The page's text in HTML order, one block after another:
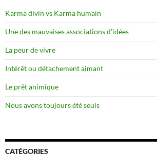
Karma divin vs Karma humain
Une des mauvaises associations d’idées
La peur de vivre
Intérêt ou détachement aimant
Le prêt animique
Nous avons toujours été seuls
CATÉGORIES